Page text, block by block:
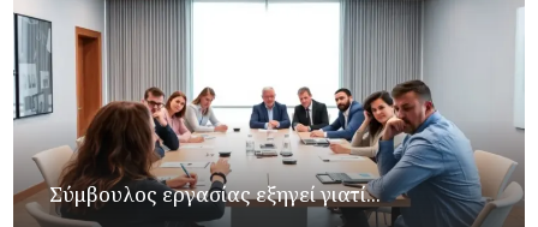
Σύμβουλος εργασίας εξηγεί γιατί...